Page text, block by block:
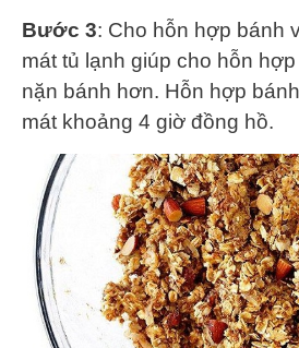
Bước 3: Cho hỗn hợp bánh
mát tủ lạnh giúp cho hỗn
nặn bánh hơn. Hỗn hợp
mát khoảng 4 giờ đồng hồ.